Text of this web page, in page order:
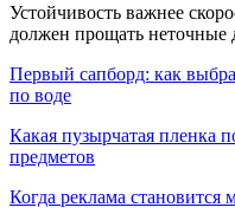
Устойчивость важнее
должен прощать
Первый сапборд: как
по воде
Какая пузырчатая пленка
предметов
Когда реклама становится